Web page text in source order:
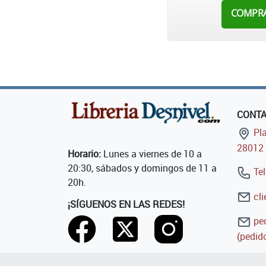
Horario: Lunes a viernes de 10 a
20:30, sábados y domingos de 11 a
20h.
¡SÍGUENOS EN LAS REDES!